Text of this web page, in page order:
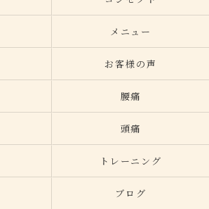
メニュー
お客様の声
腰痛
頭痛
トレーニング
ブログ